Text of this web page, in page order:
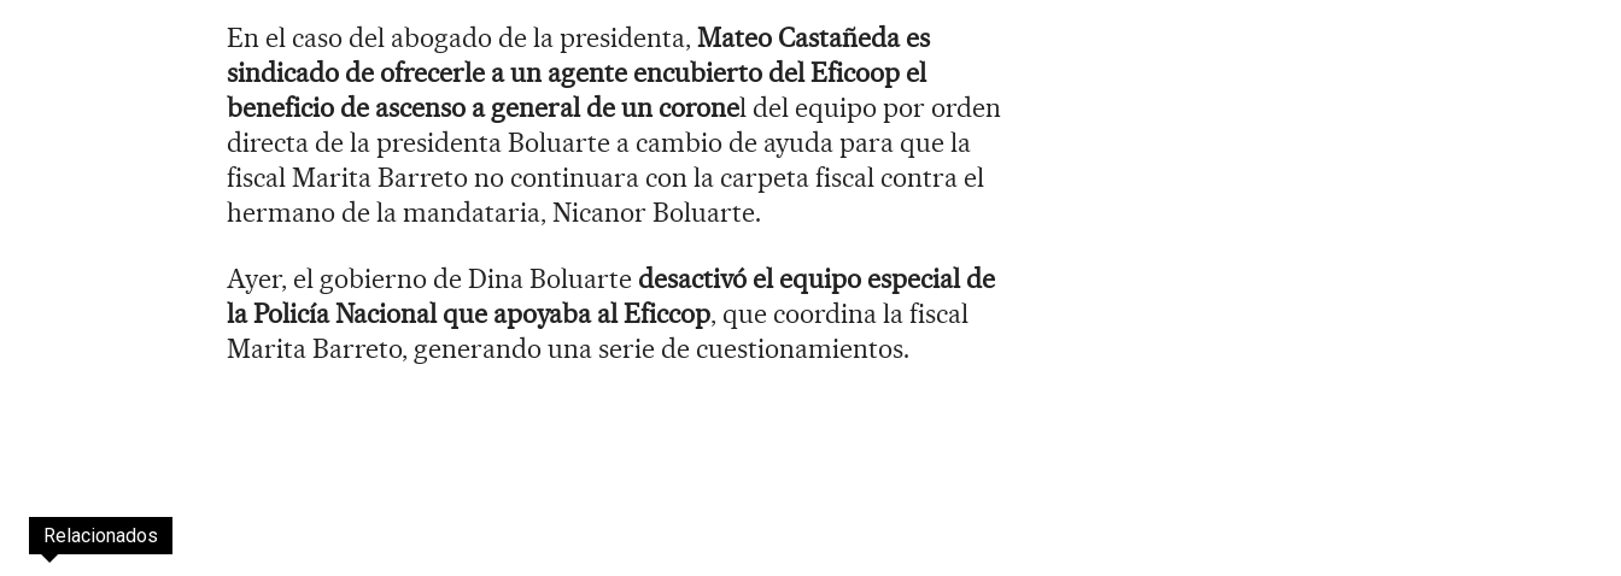
En el caso del abogado de la presidenta, Mateo Castañeda es
sindicado de ofrecerle a un agente encubierto del Eficoop el
beneficio de ascenso a general de un coronel del equipo por orden
directa de la presidenta Boluarte a cambio de ayuda para que la
fiscal Marita Barreto no continuara con la carpeta fiscal contra el
hermano de la mandataria, Nicanor Boluarte.
Ayer, el gobierno de Dina Boluarte desactivó el equipo especial de
la Policía Nacional que apoyaba al Eficcop, que coordina la fiscal
Marita Barreto, generando una serie de cuestionamientos.
Relacionados